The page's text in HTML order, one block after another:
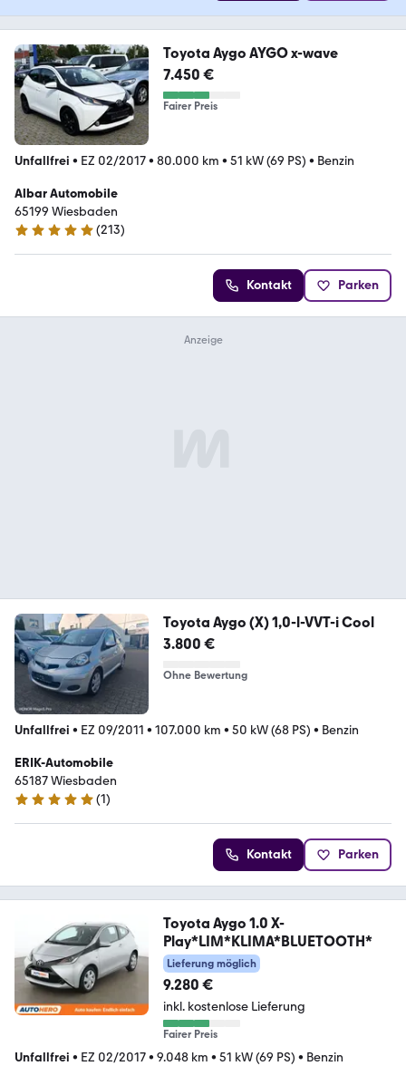
Toyota Aygo AYGO x-wave
7.450 €
Fairer Preis
Unfallfrei • EZ 02/2017• 80.000 km • 51 kW (69 PS) • Benzin
Albar Automobile
65199 Wiesbaden
4.9 Sterne
(213)
Kontakt Parken
Toyota Aygo (X) 1,0-l-VVT-i Cool
3.800 €
Ohne Bewertung
Unfallfrei • EZ 09/2011 • 107.000 km • 50 kW (68 PS) • Benzin
ERIK-Automobile
65187 Wiesbaden
5 Sterne
(1)
Kontakt Parken
Toyota Aygo 1.0 X-
Play*LIM*KLIMA*BLUETOOTH*
Lieferung möglich
9.280 €
inkl. kostenlose Lieferung
Fairer Preis
Unfallfrei • EZ 02/2017• 9.048 km • 51 kW (69 PS) • Benzin